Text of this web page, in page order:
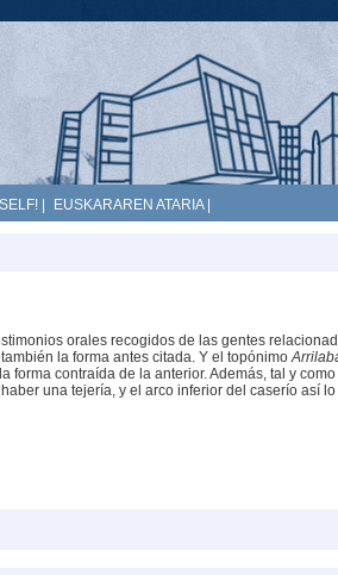
EUSKARAREN ATARIA|
orales recogidos de las gentes
la forma antes citada. Y el topónimo
forma contraída de la anterior. Además, tal y
una tejería, y el arco inferior del caserío así lo